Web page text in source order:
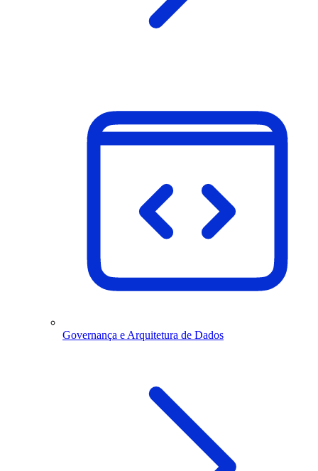
Governança e Arquitetura de Dados